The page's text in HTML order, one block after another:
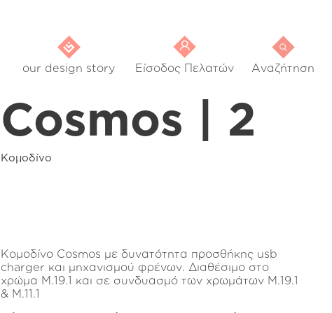
our design story Είσοδος Πελατών Αναζήτηση
Cosmos | 2
Κομοδίνο
Κομοδίνο Cosmos με δυνατότητα προσθήκης usb
charger και μηχανισμού φρένων. Διαθέσιμο στο
χρώμα Μ.19.1 και σε συνδυασμό των χρωμάτων Μ.19.1
& Μ.11.1